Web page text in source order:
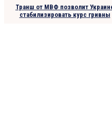
Транш от МВФ позволит
стабилизировать курс гривны